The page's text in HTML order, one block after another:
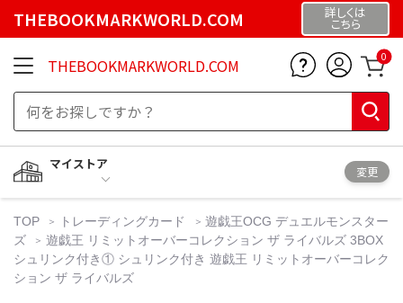
THEBOOKMARKWORLD.COM 詳しくは
こちら
THEBOOKMARKWORLD.COM 0
マイストア
変更
TOP トレーディングカード
遊戯王OCG デュエルモンスター
ズ
遊戯王 リミットオーバーコレクション ザ ライバルズ 3BOX
シュリンク付き① シュリンク付き 遊戯王 リミットオーバーコレク
ション ザ ライバルズ